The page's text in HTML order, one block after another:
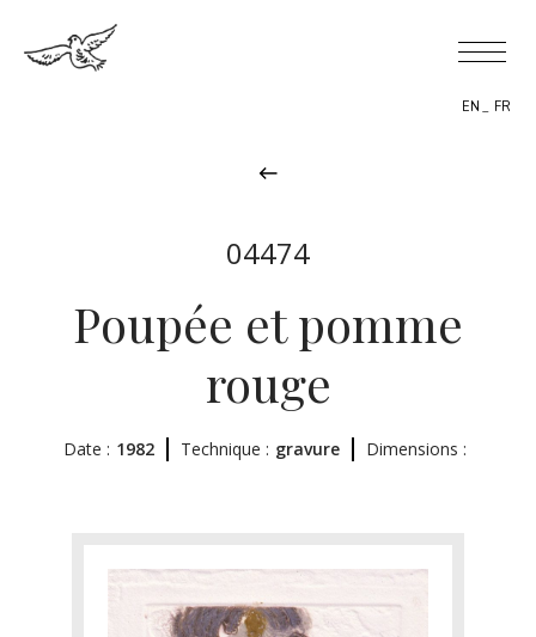
BIOGRAPHY
THEMES
THE WORK
EXHIBITIONS
INTIMATE
EXPERTISE
EN FR
04474
Poupée et pomme
rouge
Date : 1982 Technique : gravure Dimensions :